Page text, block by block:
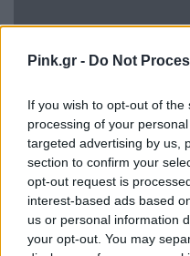
Pink.gr - Do Not
If you wish to opt-out of
processing of your
targeted advertising by us,
section to confirm your
opt-out request is
interest-based ads based
us or personal information
your opt-out. You may